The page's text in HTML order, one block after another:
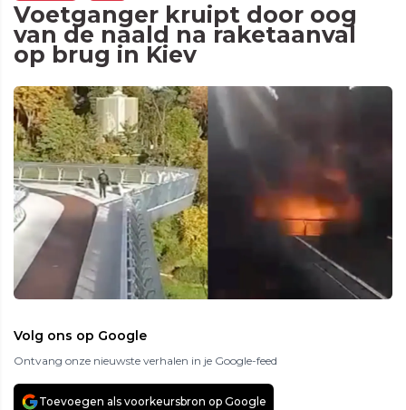
Voetganger kruipt door oog
van de naald na raketaanval
op brug in Kiev
Volg ons op Google
Ontvang onze nieuwste verhalen in je Google-feed
Toevoegen als voorkeursbron op Google